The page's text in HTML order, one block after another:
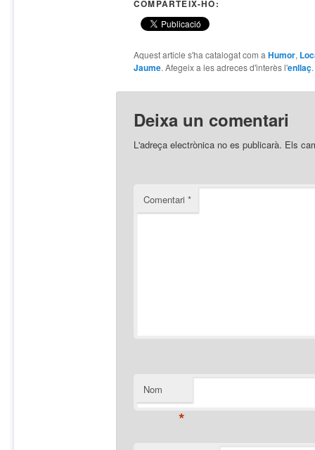
COMPARTEIX-HO:
Aquest article s'ha catalogat com a Humor,
Jaume. Afegeix a les adreces d'interès l'enllaç.
Deixa un comentari
L'adreça electrònica no es publicarà. Els
Comentari *
Nom
*